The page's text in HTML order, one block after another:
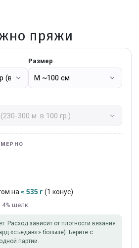
пряжи
Размер
на≈ 535 г (1 конус).
4% шелк
Расход зависит от плотности вязания
«съедают» больше). Берите с
партии.